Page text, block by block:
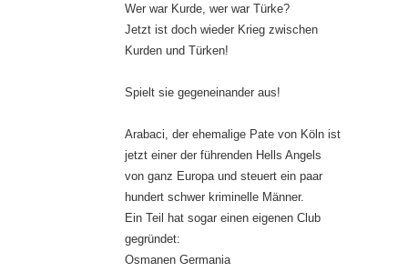
Wer war Kurde, wer war Türke?
Jetzt ist doch wieder Krieg zwischen
Kurden und Türken!
Spielt sie gegeneinander aus!
Arabaci, der ehemalige Pate von Köln ist
jetzt einer der führenden Hells Angels
von ganz Europa und steuert ein paar
hundert schwer kriminelle Männer.
Ein Teil hat sogar einen eigenen Club
gegründet:
Osmanen Germania